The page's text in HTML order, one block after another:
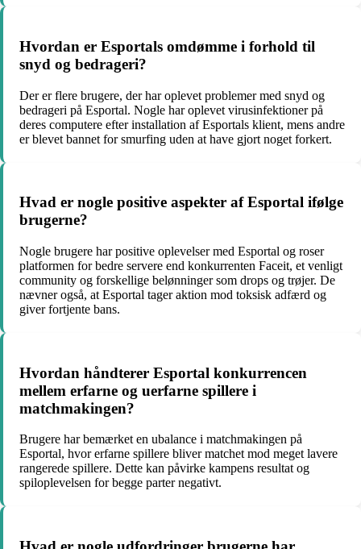
Hvordan er Esportals omdømme i forhold til
snyd og bedrageri?
Der er flere brugere, der har oplevet problemer med snyd og
bedrageri på Esportal. Nogle har oplevet virusinfektioner på
deres computere efter installation af Esportals klient, mens andre
er blevet bannet for smurfing uden at have gjort noget forkert.
Hvad er nogle positive aspekter af Esportal ifølge
brugerne?
Nogle brugere har positive oplevelser med Esportal og roser
platformen for bedre servere end konkurrenten Faceit, et venligt
community og forskellige belønninger som drops og trøjer. De
nævner også, at Esportal tager aktion mod toksisk adfærd og
giver fortjente bans.
Hvordan håndterer Esportal konkurrencen
mellem erfarne og uerfarne spillere i
matchmakingen?
Brugere har bemærket en ubalance i matchmakingen på
Esportal, hvor erfarne spillere bliver matchet mod meget lavere
rangerede spillere. Dette kan påvirke kampens resultat og
spiloplevelsen for begge parter negativt.